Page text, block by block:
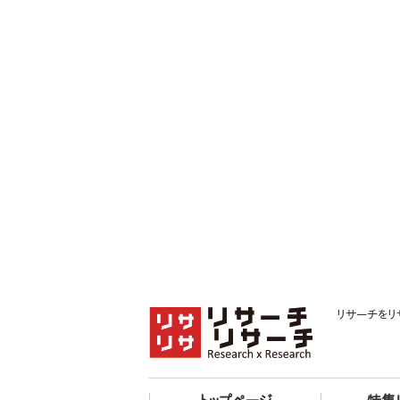
リサーチを